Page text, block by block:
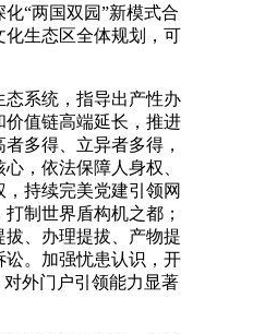
“两国双园”新模式合
化生态区全体规划，可
系统，指导出产性办
价值链高端延长，推进
多得、立异者多得，
，依法保障人身权、
，持续完美党建引领网
制世界盾构机之都；
拔、办理提拔、产物提
讼。加强忧患认识，开
对外门户引领能力显著